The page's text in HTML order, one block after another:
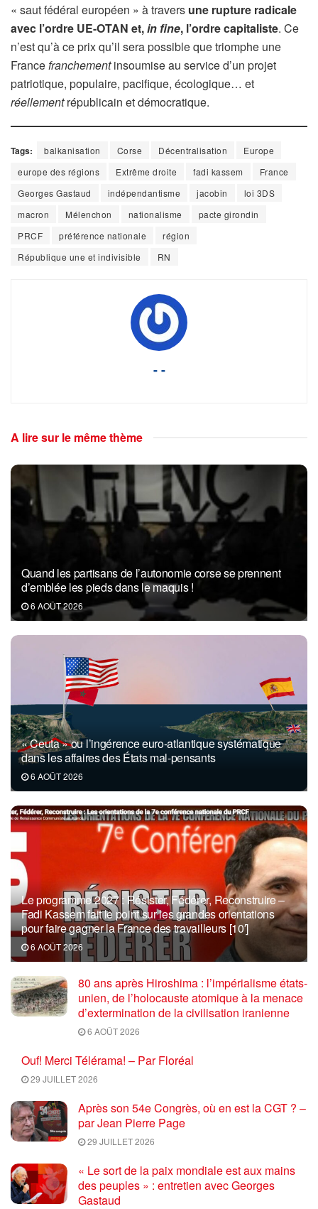
« saut fédéral européen » à travers une rupture radicale
avec l’ordre UE-OTAN et,in fine, l’ordre capitaliste. Ce
n’est qu’à ce prix qu’il sera possible que triomphe une
Francefranchementinsoumise au service d’un projet
patriotique, populaire, pacifique, écologique… et
réellementrépublicain et démocratique.
Tags: balkanisation Corse Décentralisation
Europe
europe des régions
Extrême droite fadi kassem
France
Georges Gastaud
indépendantisme jacobin
loi 3DS
macron
Mélenchon nationalisme
pacte girondin
PRCF
préférence nationale
région
République une et indivisible
RN
- -
A lire sur le même thème
Quand les partisans de l’autonomie corse se prennent
d’emblée les pieds dans le maquis !
6 AOÛT 2026
« Ceuta » ou l’ingérence euro-atlantique systématique
dans les affaires des États mal-pensants
6 AOÛT 2026
Le programme 2027 : Résister, Fédérer, Reconstruire –
Fadi Kassem fait le point sur les grandes orientations
pour faire gagner la France des travailleurs [10′]
6 AOÛT 2026
80 ans après Hiroshima : l’impérialisme états-
unien, de l’holocauste atomique à la menace
d’extermination de la civilisation iranienne
6 AOÛT 2026
Ouf! Merci Télérama! – Par Floréal
29 JUILLET 2026
Après son 54e Congrès, où en est la CGT ? –
par Jean Pierre Page
29 JUILLET 2026
« Le sort de la paix mondiale est aux mains
des peuples » : entretien avec Georges
Gastaud